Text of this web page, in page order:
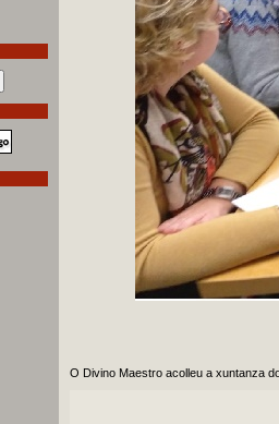
O Divino Maestro acolleu a xuntanza